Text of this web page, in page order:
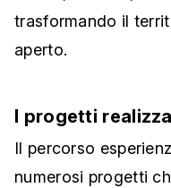
trasformando il
aperto.
I progetti
Il percorso
numerosi progetti